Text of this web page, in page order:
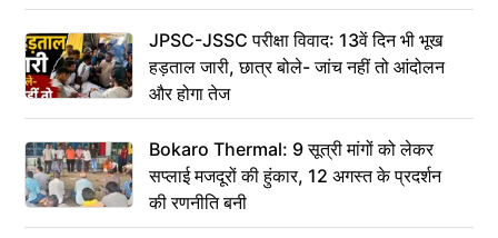
JPSC-JSSC परीक्षा विवाद: 13वें दिन भी भूख
हड़ताल जारी, छात्र बोले- जांच नहीं तो आंदोलन
और होगा तेज
Bokaro Thermal: 9 सूत्री मांगों को लेकर
सप्लाई मजदूरों की हुंकार, 12 अगस्त के प्रदर्शन
की रणनीति बनी